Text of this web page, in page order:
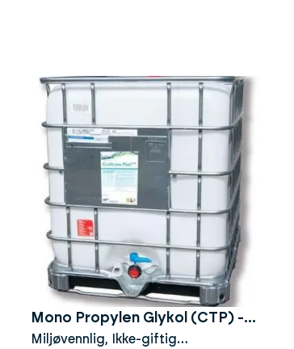
Mono Propylen Glykol (CTP) -
100% - 1000liter
Miljøvennlig, Ikke-giftig